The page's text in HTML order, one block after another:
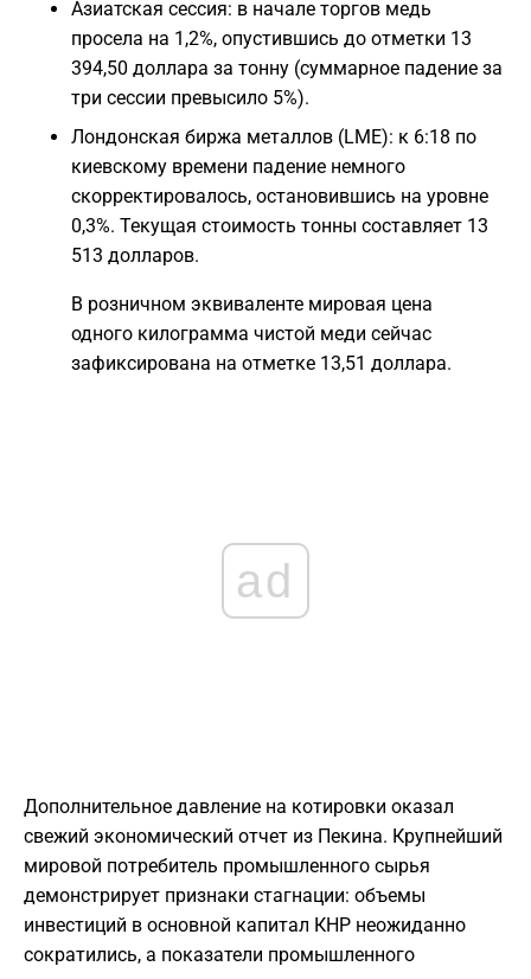
Азиатская сессия: в начале торгов медь
просела на 1,2%, опустившись до отметки 13
394,50 доллара за тонну (суммарное падение за
три сессии превысило 5%).
Лондонская биржа металлов (LME): к 6:18 по
киевскому времени падение немного
скорректировалось, остановившись на уровне
0,3%. Текущая стоимость тонны составляет 13
513 долларов.
В розничном эквиваленте мировая цена
одного килограмма чистой меди сейчас
зафиксирована на отметке 13,51 доллара.
ad
Дополнительное давление на котировки оказал
свежий экономический отчет из Пекина. Крупнейший
мировой потребитель промышленного сырья
демонстрирует признаки стагнации: объемы
инвестиций в основной капитал КНР неожиданно
сократились, а показатели промышленного